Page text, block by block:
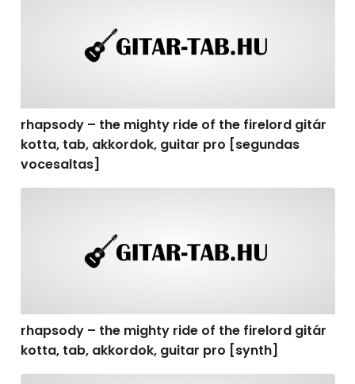
rhapsody – the mighty ride of the firelord gitár
kotta, tab, akkordok, guitar pro [segundas
vocesaltas]
rhapsody – the mighty ride of the firelord gitár
kotta, tab, akkordok, guitar pro [synth]